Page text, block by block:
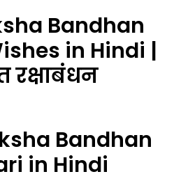
Bandhan
in Hindi |
Bandhan
in Hindi